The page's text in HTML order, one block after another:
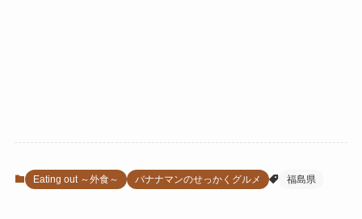
Eating out ～外食～ バナナマンのせっかくグルメ 福島県